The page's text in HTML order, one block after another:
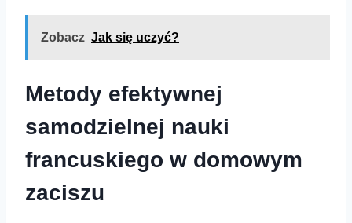
Zobacz Jak się uczyć?
Metody efektywnej
samodzielnej nauki
francuskiego w domowym
zaciszu